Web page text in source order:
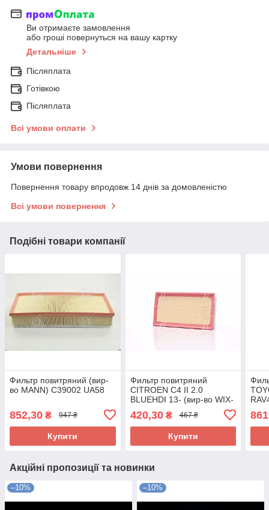
Ви отримаєте замовлення
або гроші повернуться на вашу картку
Детальніше
Післяплата
Готівкою
Післяплата
Всі умови оплати
Умови повернення
Повернення товару впродовж 14 днів за домовленістю
Всі умови повернення
Подібні товари компанії
Фильтр повитряний (вир-
во MANN) C39002 UA58
852,30 ₴ 947 ₴
Купити
Фильтр повитряний
CITROEN C4 II 2.0
BLUEHDI 13- (вир-во WIX-
FILTERS) WA9794 UA58
420,30₴ 467 ₴
Купити
Акційні пропозиції та новинки
–10% –10%